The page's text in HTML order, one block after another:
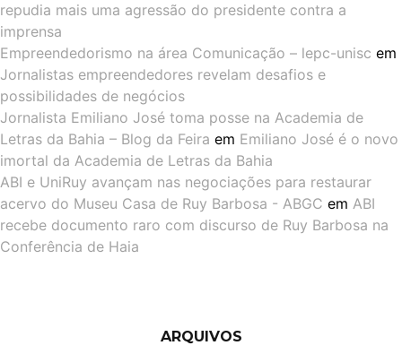
repudia mais uma agressão do presidente contra a
imprensa
Empreendedorismo na área Comunicação – lepc-unisc em
Jornalistas empreendedores revelam desafios e
possibilidades de negócios
Jornalista Emiliano José toma posse na Academia de
Letras da Bahia – Blog da Feira em Emiliano José é o novo
imortal da Academia de Letras da Bahia
ABI e UniRuy avançam nas negociações para restaurar
acervo do Museu Casa de Ruy Barbosa - ABGC em ABI
recebe documento raro com discurso de Ruy Barbosa na
Conferência de Haia
ARQUIVOS